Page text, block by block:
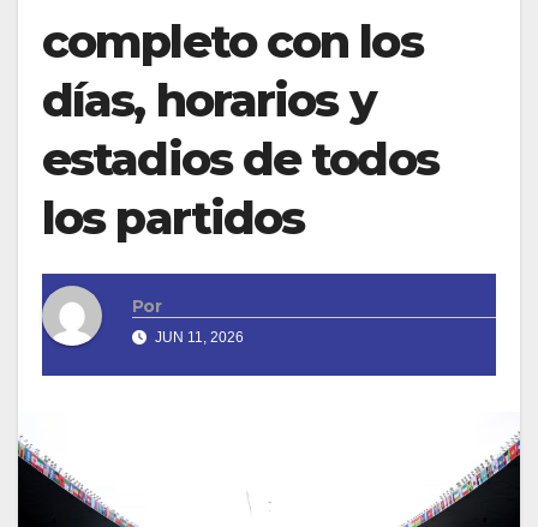
completo con los
días, horarios y
estadios de todos
los partidos
Por
JUN 11, 2026